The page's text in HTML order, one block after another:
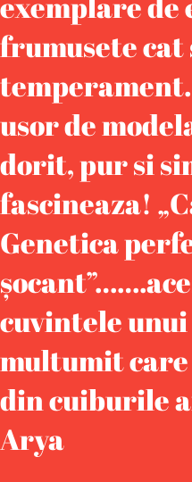
frumusete cat
usor de
dorit, pur si
fascineaza!
Genetica
cuvintele
multumit
din cuiburile
Arya